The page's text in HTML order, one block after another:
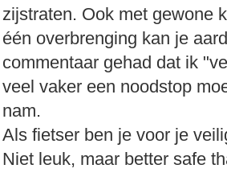
zijstraten. Ook met gewone
één overbrenging kan je
commentaar gehad dat ik
veel vaker een noodstop
nam.
Als fietser ben je voor je
Niet leuk, maar better safe